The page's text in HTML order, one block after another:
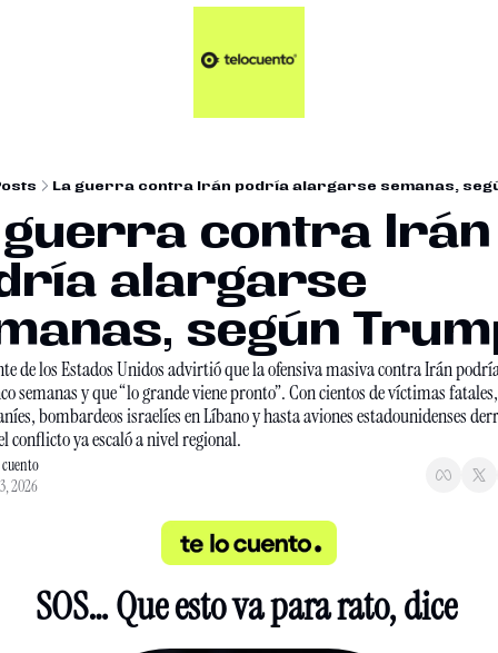
Artículos 📑
Plus 💎
Entretenimiento🥤
La guerra contra Irán podría alargarse semanas,
contra Irán
alargarse
según
de los Estados Unidos advirtió que la ofensiva masiva contra Irán
semanas y que “lo grande viene pronto”. Con cientos de víctimas
bombardeos israelíes en Líbano y hasta aviones estadounidenses
conflicto ya escaló a nivel regional.
cuento
2026
SOS… Que esto va para rato, dice